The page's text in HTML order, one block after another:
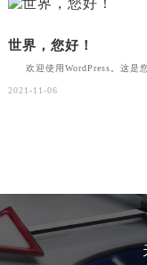
世界，您好！
欢迎使用WordPress。这是
2021-11-06